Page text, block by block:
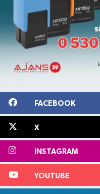
FACEBOOK
X
INSTAGRAM
YOUTUBE